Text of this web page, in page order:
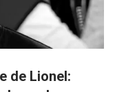
de Lionel: